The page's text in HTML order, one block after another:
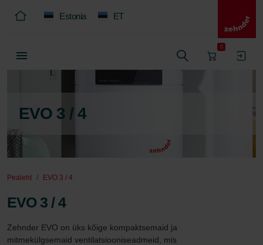
Estonia ET
0
EVO 3 / 4
Pealeht EVO 3 / 4
EVO 3 / 4
Zehnder EVO on üks kõige kompaktsemaid ja
mitmekülgsemaid ventilatsiooniseadmeid, mis